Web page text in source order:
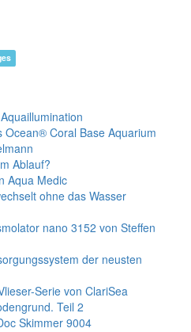
Ocean® Coral Base Aquarium
Ablauf?
Aqua Medic
ohne das Wasser
nano 3152 von Steffen
der neusten
Serie von ClariSea
Teil 2
Skimmer 9004